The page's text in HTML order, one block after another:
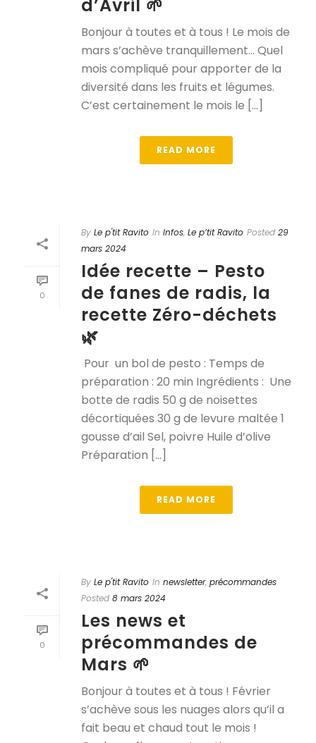
d’Avril 🌱
Bonjour à toutes et à tous ! Le mois de
mars s’achève tranquillement… Quel
mois compliqué pour apporter de la
diversité dans les fruits et légumes.
C’est certainement le mois le [...]
READ MORE
0
By Le p'tit Ravito In Infos, Le p’tit Ravito Posted 29
mars 2024
Idée recette – Pesto
de fanes de radis, la
recette Zéro-déchets
🌿
Pour un bol de pesto : Temps de
préparation : 20 min Ingrédients : Une
botte de radis 50 g de noisettes
décortiquées 30 g de levure maltée 1
gousse d’ail Sel, poivre Huile d’olive
Préparation [...]
READ MORE
0
By Le p'tit Ravito In newsletter, précommandes
Posted 8 mars 2024
Les news et
précommandes de
Mars 🌱
Bonjour à toutes et à tous ! Février
s’achève sous les nuages alors qu’il a
fait beau et chaud tout le mois !